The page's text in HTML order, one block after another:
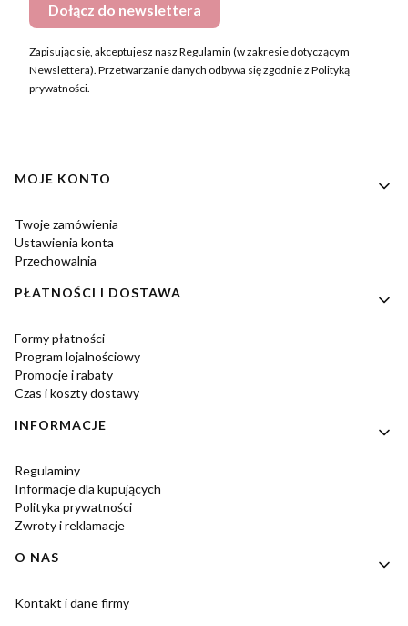
Dołącz do newslettera
Zapisując się, akceptujesz nasz Regulamin (w zakresie dotyczącym
Newslettera). Przetwarzanie danych odbywa się zgodnie z Polityką
prywatności.
Linki w stopce
MOJE KONTO
Twoje zamówienia
Ustawienia konta
Przechowalnia
PŁATNOŚCI I DOSTAWA
Formy płatności
Program lojalnościowy
Promocje i rabaty
Czas i koszty dostawy
INFORMACJE
Regulaminy
Informacje dla kupujących
Polityka prywatności
Zwroty i reklamacje
O NAS
Kontakt i dane firmy